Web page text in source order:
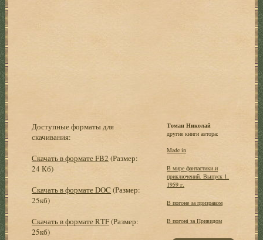
Доступные форматы для
скачивания:
Скачать в формате FB2 (Размер:
24 Кб)
Скачать в формате DOC (Размер:
25кб)
Скачать в формате RTF(Размер:
25кб)
Томан Николай
другие книги автора:
Made in
В мире фантастики и
приключений. Выпуск 1.
1959 г.
В погоне за призраком
В погоні за Привидом